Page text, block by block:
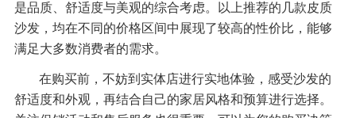
是品质、舒适度与美观的综合考虑。以上推荐的几款皮质
沙发，均在不同的价格区间中展现了较高的性价比，能够
满足大多数消费者的需求。
在购买前，不妨到实体店进行实地体验，感受沙发的
舒适度和外观，再结合自己的家居风格和预算进行选择。